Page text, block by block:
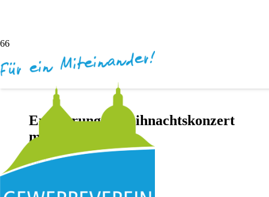
Erinnerung – Weihnachtskonzert
mit get2gether
vor 2 Jahren